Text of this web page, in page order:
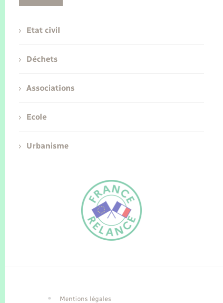
Etat civil
Déchets
Associations
Ecole
Urbanisme
Mentions légales